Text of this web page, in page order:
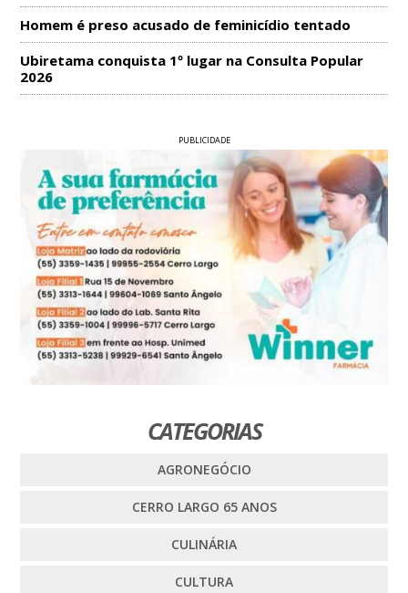
Homem é preso acusado de feminicídio tentado
Ubiretama conquista 1º lugar na Consulta Popular
2026
PUBLICIDADE
CATEGORIAS
AGRONEGÓCIO
CERRO LARGO 65 ANOS
CULINÁRIA
CULTURA